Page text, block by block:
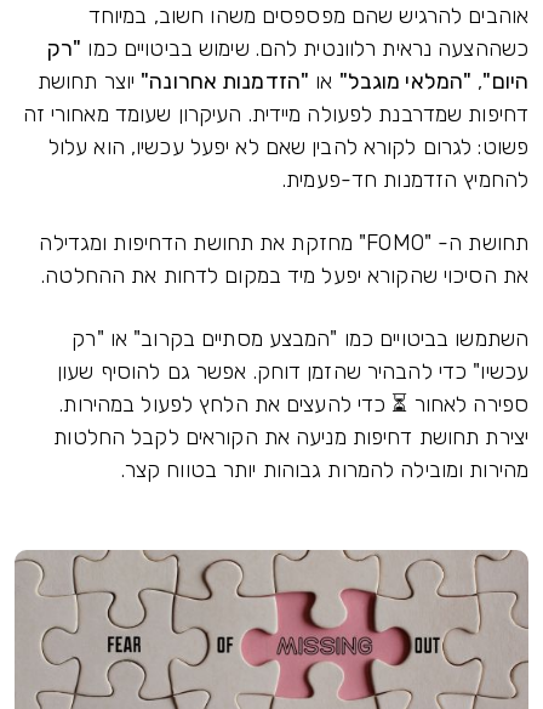
אוהבים להרגיש שהם מפספסים משהו חשוב, במיוחד
כשההצעה נראית רלוונטית להם. שימוש בביטויים כמו "רק
היום", "המלאי מוגבל" או "הזדמנות אחרונה" יוצר תחושת
דחיפות שמדרבנת לפעולה מיידית. העיקרון שעומד מאחורי זה
פשוט: לגרום לקורא להבין שאם לא יפעל עכשיו, הוא עלול
להחמיץ הזדמנות חד-פעמית.
תחושת ה- "FOMO" מחזקת את תחושת הדחיפות ומגדילה
את הסיכוי שהקורא יפעל מיד במקום לדחות את ההחלטה.
השתמשו בביטויים כמו "המבצע מסתיים בקרוב" או "רק
עכשיו" כדי להבהיר שהזמן דוחק. אפשר גם להוסיף שעון
ספירה לאחור ⏳ כדי להעצים את הלחץ לפעול במהירות.
יצירת תחושת דחיפות מניעה את הקוראים לקבל החלטות
מהירות ומובילה להמרות גבוהות יותר בטווח קצר.